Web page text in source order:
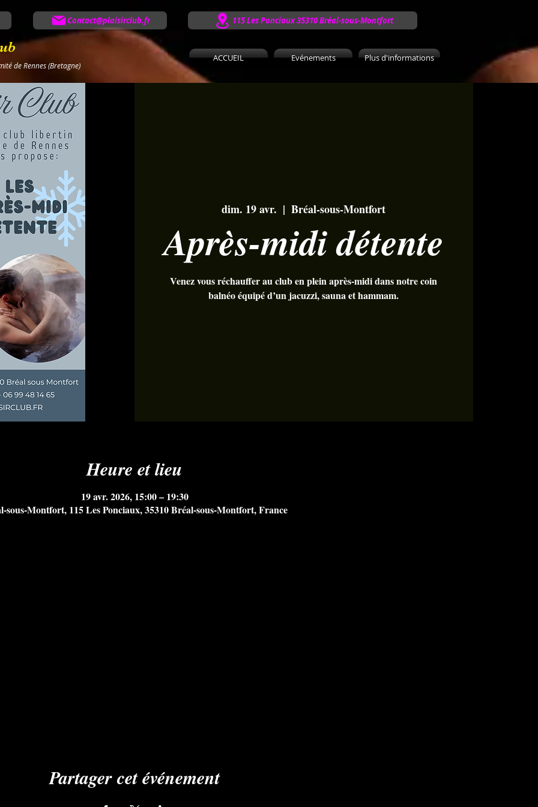
de Rennes (Bretagne)
ACCUEIL Evénements Plus d'informations
Contact@plaisirclub.fr 115 Les Ponciaux 35310 Bréal-sous-Montfort
dim. 19 avr.
  |
Bréal-sous-Montfort
Après-midi détente
Venez vous réchauffer au club en plein après-midi dans notre coin
balnéo équipé d’un jacuzzi, sauna et hammam.
Heure et lieu
19 avr. 2026, 15:00 – 19:30
sous-Montfort, 115 Les Ponciaux, 35310 Bréal-sous-Montfort, France
Partager cet événement